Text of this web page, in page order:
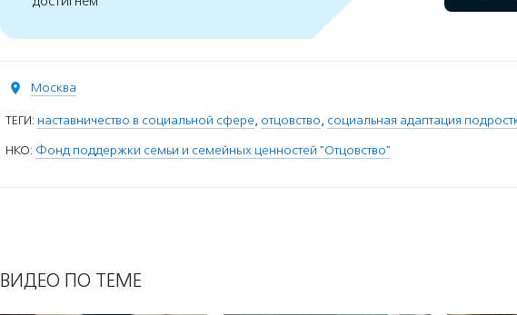
Москва
ТЕГИ: наставничество в социальной сфере, отцовство, социальная адаптация
НКО: Фонд поддержки семьи и семейных ценностей "Отцовство"
ВИДЕО ПО ТЕМЕ